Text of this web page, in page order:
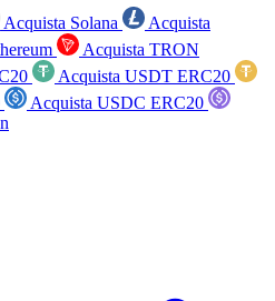
Acquista Solana
Acquista
Acquista TRON
Acquista USDT ERC20
Acquista USDC ERC20